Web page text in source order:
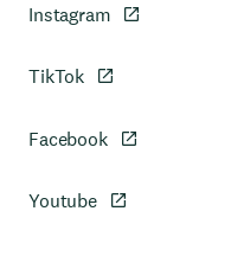
Instagram
TikTok
Facebook
Youtube